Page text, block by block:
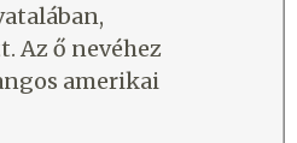
Az ő nevéhez
amerikai